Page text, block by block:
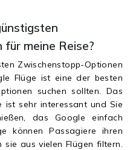
meine Reise?
Zwischenstopp-Optionen
Flüge ist eine der besten
suchen sollten. Das
ist sehr interessant und Sie
das Google einfach
können Passagiere ihren
aus vielen Flügen filtern.